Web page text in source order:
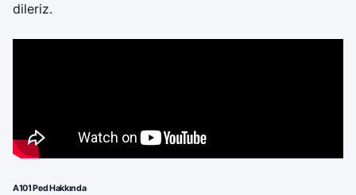
dileriz.
A101 Ped Hakkında